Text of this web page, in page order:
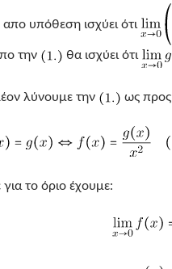
υπόθεση ισχύει ότι
την θα ισχύει ότι
λύνουμε την ως προς
το όριο έχουμε: